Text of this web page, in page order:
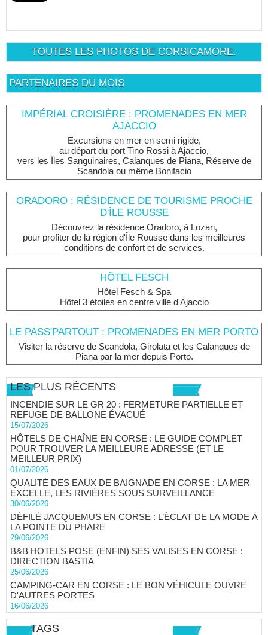
TOUTES LES PHOTOS DE CORSICAMORE.
PARTENAIRES DU MOIS
IMPÉRIAL CROISIÈRE : PROMENADES EN MER
AJACCIO
Excursions en mer en semi rigide,
au départ du port Tino Rossi à Ajaccio,
vers les Îles Sanguinaires, Calanques de Piana, Réserve de
Scandola ou même Bonifacio
ORADORO : RÉSIDENCE DE TOURISME PROCHE
D'ÎLE ROUSSE
Découvrez la résidence Oradoro, à Lozari,
pour profiter de la région d'Île Rousse dans les meilleures
conditions de confort et de services.
HÔTEL FESCH
Hôtel Fesch & Spa
Hôtel 3 étoiles en centre ville d'Ajaccio
LE PASS'PARTOUT : PROMENADES EN MER PORTO
Visiter la réserve de Scandola, Girolata et les Calanques de
Piana par la mer depuis Porto.
LES PLUS RÉCENTS
INCENDIE SUR LE GR 20 : FERMETURE PARTIELLE ET
REFUGE DE BALLONE ÉVACUÉ
15/07/2026
HÔTELS DE CHAÎNE EN CORSE : LE GUIDE COMPLET
POUR TROUVER LA MEILLEURE ADRESSE (ET LE
MEILLEUR PRIX)
01/07/2026
QUALITÉ DES EAUX DE BAIGNADE EN CORSE : LA MER
EXCELLE, LES RIVIÈRES SOUS SURVEILLANCE
30/06/2026
DÉFILÉ JACQUEMUS EN CORSE : L’ÉCLAT DE LA MODE À
LA POINTE DU PHARE
29/06/2026
B&B HOTELS POSE (ENFIN) SES VALISES EN CORSE :
DIRECTION BASTIA
25/06/2026
CAMPING-CAR EN CORSE : LE BON VÉHICULE OUVRE
D'AUTRES PORTES
16/06/2026
TAGS